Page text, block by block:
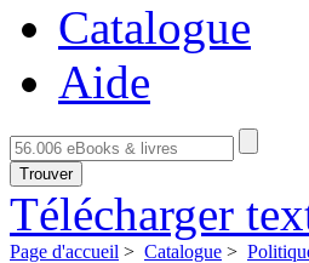
Catalogue
Aide
Trouver
Télécharger
Page d'accueil > Catalogue >